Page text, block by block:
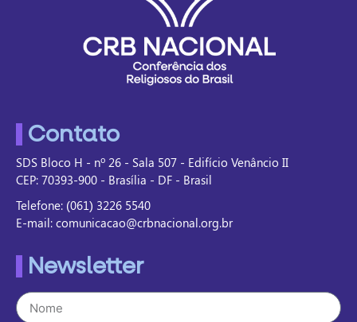
Contato
SDS Bloco H - nº 26 - Sala 507 - Edifício Venâncio II
CEP: 70393-900 - Brasília - DF - Brasil
Telefone: (061) 3226 5540
E-mail: comunicacao@crbnacional.org.br
Newsletter